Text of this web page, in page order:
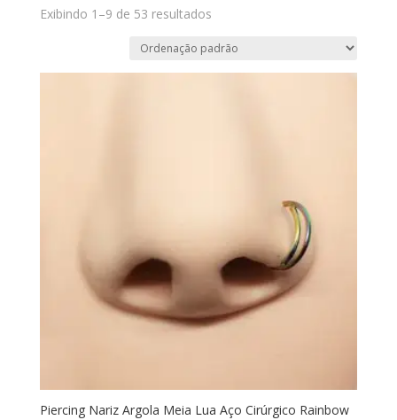
Exibindo 1–9 de 53 resultados
Piercing Nariz Argola Meia Lua Aço Cirúrgico Rainbow